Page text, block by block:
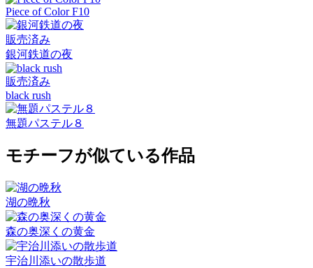
Piece of Color F10
販売済み
銀河鉄道の夜
販売済み
black rush
無題パステル８
モチーフが似ている作品
湖の晩秋
森の奥深くの黄金
宇治川添いの散歩道